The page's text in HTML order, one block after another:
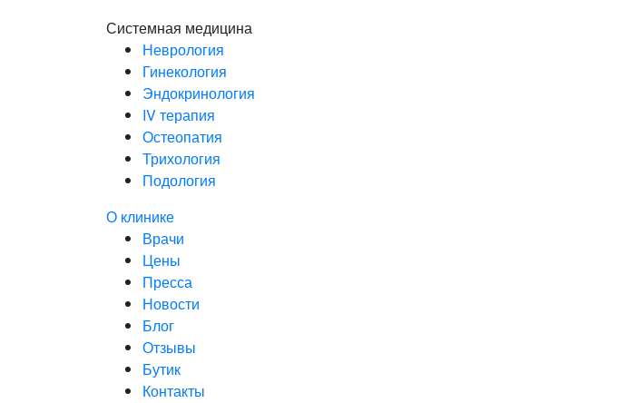
Системная медицина
Неврология
Гинекология
Эндокринология
IV терапия
Остеопатия
Трихология
Подология
О клинике
Врачи
Цены
Пресса
Новости
Блог
Отзывы
Бутик
Контакты